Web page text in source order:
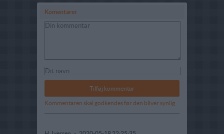
Komentarer
Kommentaren skal godkendes før den bliver synlig